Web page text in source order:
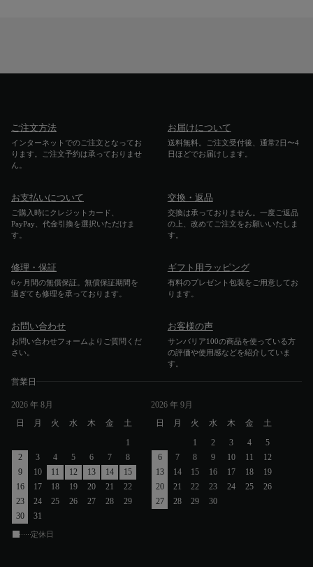
ご注文方法
インターネットでのご注文となってお
ります。ご注文予約は承っておりませ
ん。
お届けについて
送料無料。ご注文受付後、通常2日〜4
日ほどでお届けします。
お支払いについて
ご購入時にクレジットカード、
PayPay、代金引換を選択いただけま
す。
交換・返品
交換は承っておりません。一度ご返品
の上、改めてご注文をお願いいたしま
す。
修理・保証
6ヶ月間の無償保証。無償保証期間を
過ぎても修理を承っております。
ギフト用ラッピング
有料のプレゼント包装をご用意してお
ります。
お問い合わせ
お問い合わせフォームよりご質問くだ
さい。
お客様の声
サンバリア100の商品を使っている方
の評価や使用感などを紹介していま
す。
営業日
2026 年 8月
日
月 火 水 木 金
土
1
2
3 4 5 6 7
8
9
10 11 12 13 14
15
16
17 18 19 20 21
22
23
24 25 26 27 28
29
30
31
2026 年 9月
日
月 火 水 木 金
土
1
2 3 4
5
6
7 8 9 10 11
12
13
14 15 16 17 18
19
20
21 22 23 24 25
26
27
28 29 30
定休日